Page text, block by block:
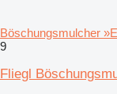
Böschungsmulcher
9
Fliegl